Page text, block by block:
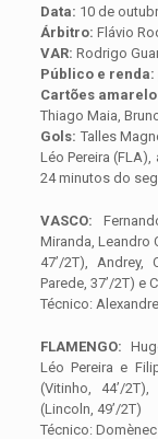
Data: 10 de
Árbitro: Flávio
VAR: Rodrigo
Público e renda:
Cartões
Thiago Maia,
Gols: Talles
Léo Pereira
24 minutos do
VASCO:
Miranda, Leandro
47’/2T), Andrey,
Parede, 37’/2T) e
Técnico:
FLAMENGO:
Léo Pereira e
(Vitinho, 44’/
(Lincoln, 49’/2T)
Técnico: